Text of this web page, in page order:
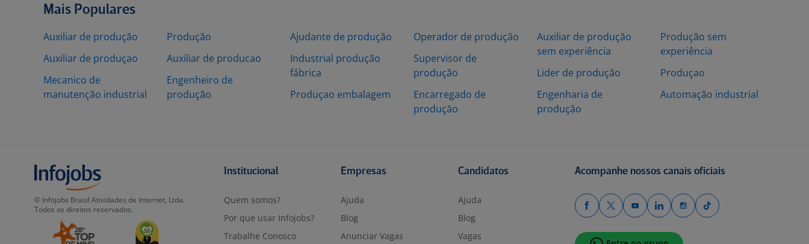
Mais Populares
Auxiliar de produção
Auxiliar de produçao
Mecanico de
manutenção industrial
Produção
Auxiliar de producao
Engenheiro de
produção
Ajudante de produção
Industrial produção
fábrica
Produçao embalagem
Operador de produção
Supervisor de
produção
Encarregado de
produção
Auxiliar de produção
sem experiência
Lider de produção
Engenharia de
produção
Produção sem
experiência
Produçao
Automação industrial
© Infojobs Brasil Atividades de Internet, Ltda.
Todos os direitos reservados.
Institucional
Quem somos?
Por que usar Infojobs?
Trabalhe Conosco
Empresas
Ajuda
Blog
Anunciar Vagas
Candidatos
Ajuda
Blog
Vagas
Acompanhe nossos canais oficiais